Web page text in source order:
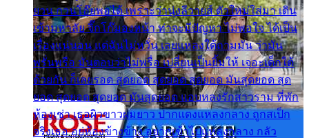
ยวน กวนโอ๊ยพอได้ เพราะว่านุ่งลีวายส์ ตัวใหม่ใส่มา เดิน
เข้ามหาลัย จิ๊กโก๊มองหน้า ท่าจะมีปัญหา ไม่พอใจ ได้เป็น
เรื่องแน่นอน แต่ฉันไม่หวั่น เลยแหลงใต้ถามมัน ว่ามัน
พรั่นพรือ มันตอบว่าไม่พรื่อ เปลี่ยนเป็นยิ้มให้ เจอะเด็กใต้
ด้วยกัน ก็เลยรอด สุดยอด สุดยอด สุดยอด มันสุดยอด สุด
ยอด สุดยอด สุดยอด มันสุดยอด แอบหลงรักสาวราม ที่พัก
ห้องเช่า เธอผิวขาวผมยาว ปากแดงแหลงกลาง ถูกสเป็ก
จริงเธอ อยู่ห้องข้างข้าง อยากเข้าไปแหลงกลาง กลัว